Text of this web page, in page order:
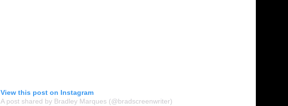
View this post on Instagram
A post shared by Bradley Marques (@bradscreenwriter)